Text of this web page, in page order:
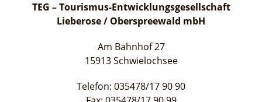
TEG – Tourismus-Entwicklungsgesellschaft
Lieberose / Oberspreewald mbH
Am Bahnhof 27
15913 Schwielochsee
Telefon: 035478/17 90 90